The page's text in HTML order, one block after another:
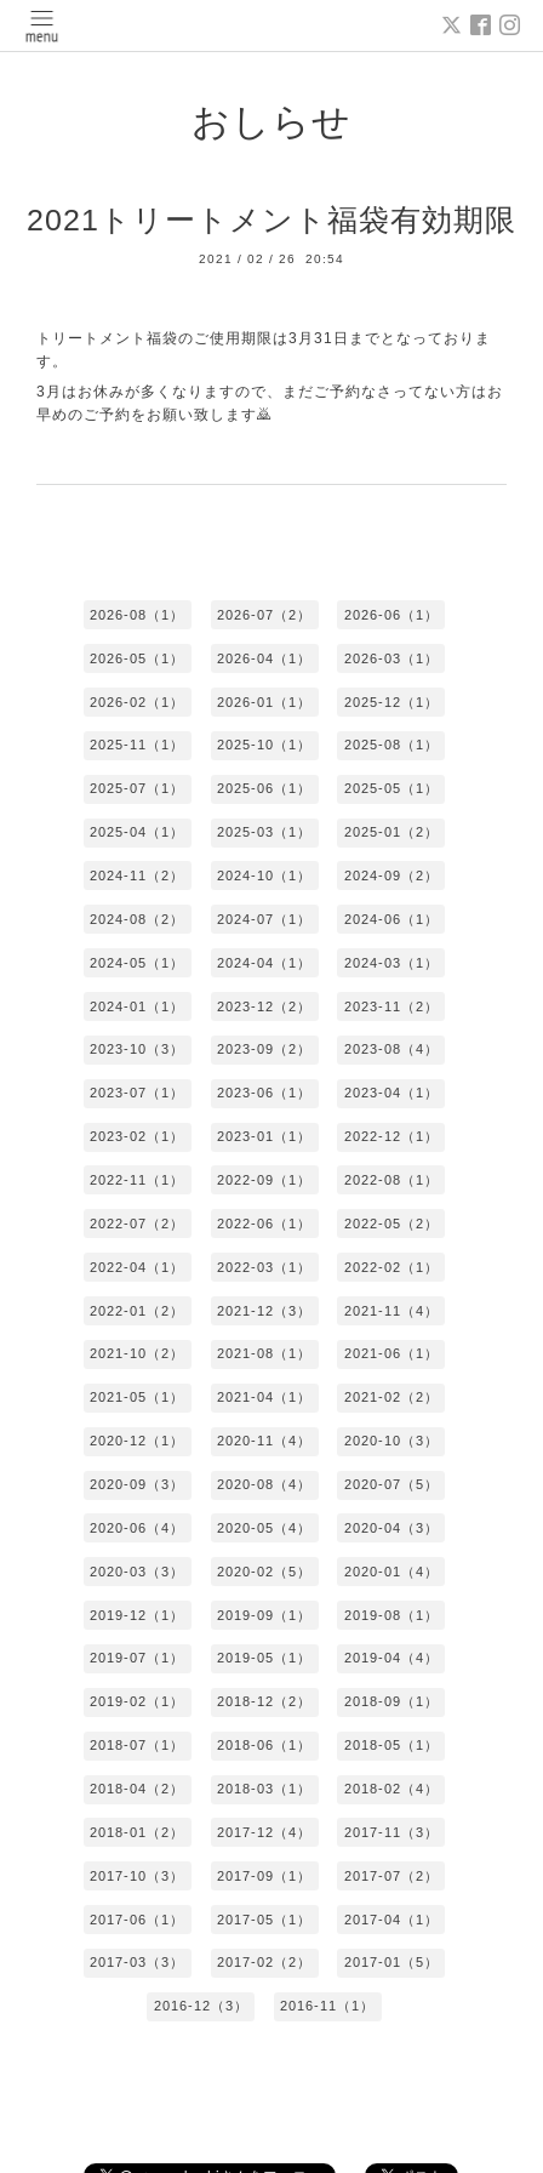
おしらせ
2021トリートメント福袋有効期限
2021 / 02 / 26 20:54
トリートメント福袋のご使用期限は3月31日までとなっておりま
す。
3月はお休みが多くなりますので、まだご予約なさってない方はお
早めのご予約をお願い致します🙇
2026-08（1） 2026-07（2） 2026-06（1）
2026-05（1） 2026-04（1） 2026-03（1）
2026-02（1） 2026-01（1） 2025-12（1）
2025-11（1） 2025-10（1） 2025-08（1）
2025-07（1） 2025-06（1） 2025-05（1）
2025-04（1） 2025-03（1） 2025-01（2）
2024-11（2） 2024-10（1） 2024-09（2）
2024-08（2） 2024-07（1） 2024-06（1）
2024-05（1） 2024-04（1） 2024-03（1）
2024-01（1） 2023-12（2） 2023-11（2）
2023-10（3） 2023-09（2） 2023-08（4）
2023-07（1） 2023-06（1） 2023-04（1）
2023-02（1） 2023-01（1） 2022-12（1）
2022-11（1） 2022-09（1） 2022-08（1）
2022-07（2） 2022-06（1） 2022-05（2）
2022-04（1） 2022-03（1） 2022-02（1）
2022-01（2） 2021-12（3） 2021-11（4）
2021-10（2） 2021-08（1） 2021-06（1）
2021-05（1） 2021-04（1） 2021-02（2）
2020-12（1） 2020-11（4） 2020-10（3）
2020-09（3） 2020-08（4） 2020-07（5）
2020-06（4） 2020-05（4） 2020-04（3）
2020-03（3） 2020-02（5） 2020-01（4）
2019-12（1） 2019-09（1） 2019-08（1）
2019-07（1） 2019-05（1） 2019-04（4）
2019-02（1） 2018-12（2） 2018-09（1）
2018-07（1） 2018-06（1） 2018-05（1）
2018-04（2） 2018-03（1） 2018-02（4）
2018-01（2） 2017-12（4） 2017-11（3）
2017-10（3） 2017-09（1） 2017-07（2）
2017-06（1） 2017-05（1） 2017-04（1）
2017-03（3） 2017-02（2） 2017-01（5）
2016-12（3） 2016-11（1）